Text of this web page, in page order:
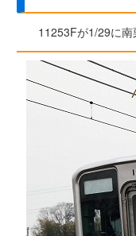
11253Fが1/29に